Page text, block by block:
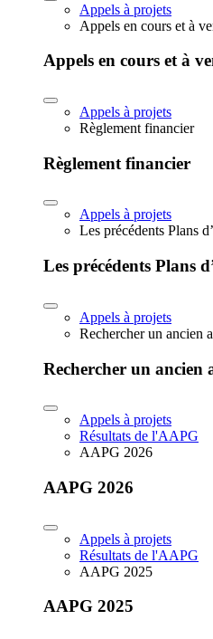
Appels à projets
Appels en cours et à
Appels en cours et à
Appels à projets
Règlement financier
Règlement financier
Appels à projets
Les précédents Plans
Les précédents Plans
Appels à projets
Rechercher un ancien
Rechercher un ancien
Appels à projets
Résultats de l'AAPG
AAPG 2026
AAPG 2026
Appels à projets
Résultats de l'AAPG
AAPG 2025
AAPG 2025